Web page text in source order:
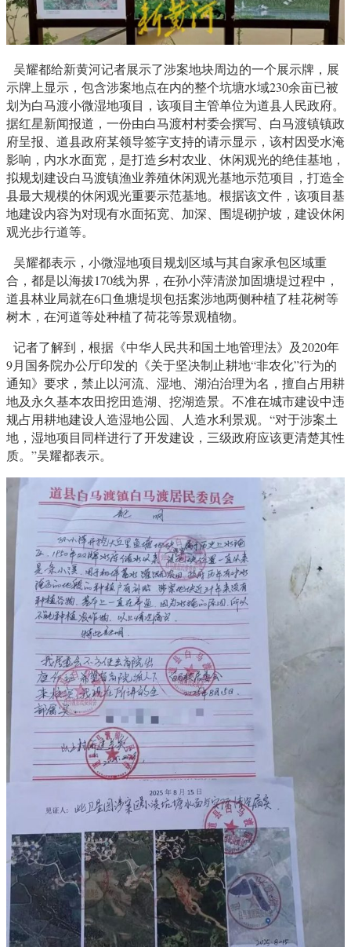
吴耀都给新黄河记者展示了涉案地块周边的一个展示牌，展
示牌上显示，包含涉案地点在内的整个坑塘水域230余亩已被
划为白马渡小微湿地项目，该项目主管单位为道县人民政府。
据红星新闻报道，一份由白马渡村村委会撰写、白马渡镇镇政
府呈报、道县政府某领导签字支持的请示显示，该村因受水淹
影响，内水水面宽，是打造乡村农业、休闲观光的绝佳基地，
拟规划建设白马渡镇渔业养殖休闲观光基地示范项目，打造全
县最大规模的休闲观光重要示范基地。根据该文件，该项目基
地建设内容为对现有水面拓宽、加深、围堤砌护坡，建设休闲
观光步行道等。
吴耀都表示，小微湿地项目规划区域与其自家承包区域重
合，都是以海拔170线为界，在孙小萍清淤加固塘堤过程中，
道县林业局就在6口鱼塘堤坝包括案涉地两侧种植了桂花树等
树木，在河道等处种植了荷花等景观植物。
记者了解到，根据《中华人民共和国土地管理法》及2020年
9月国务院办公厅印发的《关于坚决制止耕地“非农化”行为的
通知》要求，禁止以河流、湿地、湖泊治理为名，擅自占用耕
地及永久基本农田挖田造湖、挖湖造景。不准在城市建设中违
规占用耕地建设人造湿地公园、人造水利景观。“对于涉案土
地，湿地项目同样进行了开发建设，三级政府应该更清楚其性
质。”吴耀都表示。